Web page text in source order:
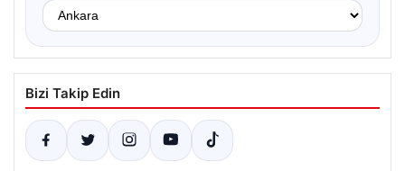
Bizi Takip Edin